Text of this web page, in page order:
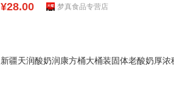
¥28.00 梦真食品专营店
新疆天润酸奶润康方桶大桶装固体老酸奶厚